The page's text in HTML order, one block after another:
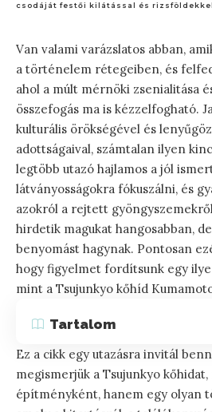
csodáját festői kilátással és
Van valami varázslatos abban,
a történelem rétegeiben, és
ahol a múlt mérnöki zsenialitása
összefogás ma is kézzelfogható.
kulturális örökségével és
adottságaival, számtalan ilyen
legtöbb utazó hajlamos a jól
látványosságokra fókuszálni, és
azokról a rejtett
hirdetik magukat hangosabban,
benyomást hagynak. Pontosan
hogy figyelmet fordítsunk egy
mint a Tsujunkyo kőhíd
Tartalom
Ez a cikk egy utazásra invitál
megismerjük a Tsujunkyo
építményként, hanem egy olyan